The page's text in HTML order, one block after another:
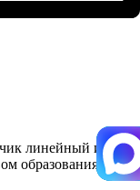
линейный и
образования